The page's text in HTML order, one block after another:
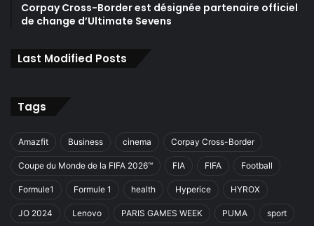
Corpay Cross-Border est désignée partenaire officiel
de change d’Ultimate Sevens
Last Modified Posts
Tags
Amazfit Business cinema Corpay Cross-Border
Coupe du Monde de la FIFA 2026™ FIA FIFA Football
Formule1 Formule 1 health Hyperice HYROX
JO 2024 Lenovo PARIS GAMES WEEK PUMA sport